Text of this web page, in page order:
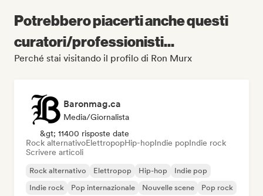
Potrebbero piacerti anche questi
curatori/professionisti...
Perché stai visitando il profilo di Ron Murx
Baronmag.ca
Media/Giornalista
&gt; 11400 risposte date
Rock alternativoElettropopHip-hopIndie popIndie rock
Scrivere articoli
Rock alternativo Elettropop Hip-hop
Indie pop
Indie rock
Pop internazionale Nouvelle scene Pop rock